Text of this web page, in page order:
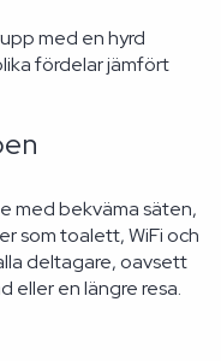
med en hyrd
fördelar jämfört
med bekväma säten,
som toalett, WiFi och
deltagare, oavsett
eller en längre resa.